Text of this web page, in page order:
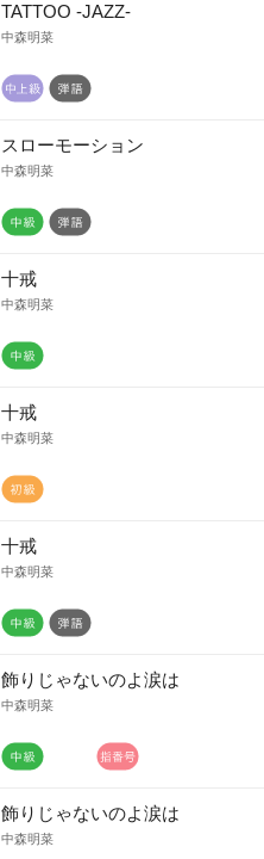
TATTOO -JAZZ-
中森明菜
スローモーション
中森明菜
十戒
中森明菜
十戒
中森明菜
十戒
中森明菜
飾りじゃないのよ涙は
中森明菜
飾りじゃないのよ涙は
中森明菜